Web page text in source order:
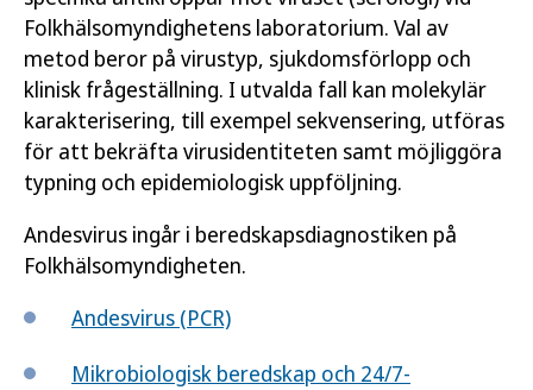
Folkhälsomyndighetens laboratorium. Val av
metod beror på virustyp, sjukdomsförlopp och
klinisk frågeställning. I utvalda fall kan molekylär
karakterisering, till exempel sekvensering, utföras
för att bekräfta virusidentiteten samt möjliggöra
typning och epidemiologisk uppföljning.
Andesvirus ingår i beredskapsdiagnostiken på
Folkhälsomyndigheten.
Andesvirus (PCR)
Mikrobiologisk beredskap och 24/7-